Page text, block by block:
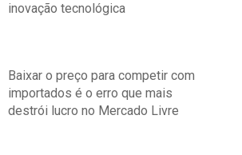
inovação tecnológica
Baixar o preço para competir com
importados é o erro que mais
destrói lucro no Mercado Livre